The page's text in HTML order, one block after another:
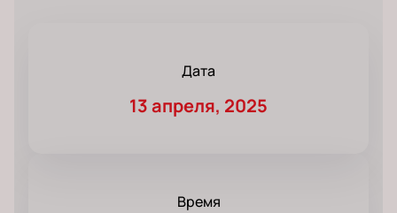
Дата
13 апреля, 2025
Время